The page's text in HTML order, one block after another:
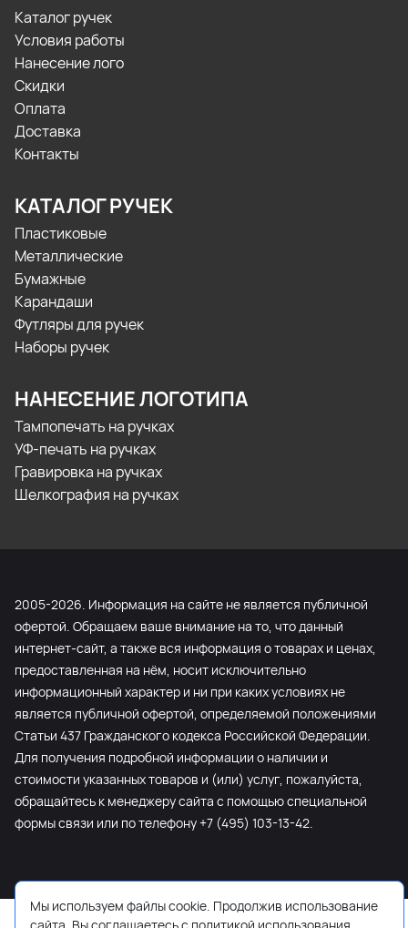
Каталог ручек
Условия работы
Нанесение лого
Скидки
Оплата
Доставка
Контакты
КАТАЛОГ РУЧЕК
Пластиковые
Металлические
Бумажные
Карандаши
Футляры для ручек
Наборы ручек
НАНЕСЕНИЕ ЛОГОТИПА
Тампопечать на ручках
УФ-печать на ручках
Гравировка на ручках
Шелкография на ручках
2005-2026. Информация на сайте не является публичной
офертой. Обращаем ваше внимание на то, что данный
интернет-сайт, а также вся информация о товарах и ценах,
предоставленная на нём, носит исключительно
информационный характер и ни при каких условиях не
является публичной офертой, определяемой положениями
Статьи 437 Гражданского кодекса Российской Федерации.
Для получения подробной информации о наличии и
стоимости указанных товаров и (или) услуг, пожалуйста,
обращайтесь к менеджеру сайта с помощью специальной
формы связи или по телефону +7 (495) 103-13-42.
Мы используем файлы cookie. Продолжив использование